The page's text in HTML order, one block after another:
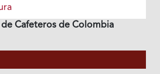
Cafeteros de Colombia